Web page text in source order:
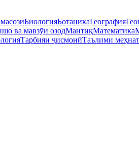
БиологияБотаникаГеография
ва мавзӯи озодМантиқМатематика
Тарбияи ҷисмонӣТаълими меҳнат